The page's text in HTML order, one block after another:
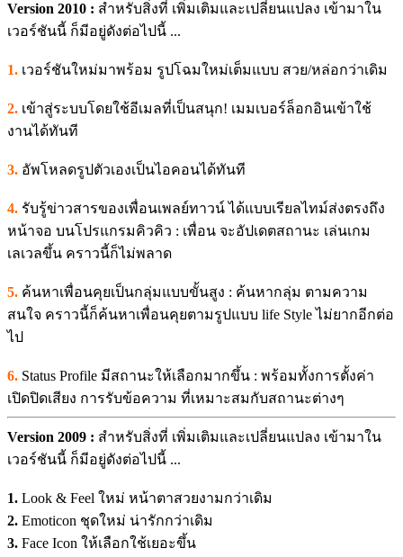
Version 2010 : สำหรับสิ่งที่ เพิ่มเติมและเปลี่ยนแปลง เข้ามาใน
เวอร์ชันนี้ ก็มีอยู่ดังต่อไปนี้ ...
1. เวอร์ชันใหม่มาพร้อม รูปโฉมใหม่เต็มแบบ สวย/หล่อกว่าเดิม
2. เข้าสู่ระบบโดยใช้อีเมลที่เป็นสนุก! เมมเบอร์ล็อกอินเข้าใช้
งานได้ทันที
3. อัพโหลดรูปตัวเองเป็นไอคอนได้ทันที
4. รับรู้ข่าวสารของเพื่อนเพลย์ทาวน์ ได้แบบเรียลไทม์ส่งตรงถึง
หน้าจอ บนโปรแกรมคิวคิว : เพื่อน จะอัปเดตสถานะ เล่นเกม
เลเวลขึ้น คราวนี้ก็ไม่พลาด
5. ค้นหาเพื่อนคุยเป็นกลุ่มแบบขั้นสูง : ค้นหากลุ่ม ตามความ
สนใจ คราวนี้ก็ค้นหาเพื่อนคุยตามรูปแบบ life Style ไม่ยากอีกต่อ
ไป
6. Status Profile มีสถานะให้เลือกมากขึ้น : พร้อมทั้งการตั้งค่า
เปิดปิดเสียง การรับข้อความ ที่เหมาะสมกับสถานะต่างๆ
Version 2009 : สำหรับสิ่งที่ เพิ่มเติมและเปลี่ยนแปลง เข้ามาใน
เวอร์ชันนี้ ก็มีอยู่ดังต่อไปนี้ ...
1. Look & Feel ใหม่ หน้าตาสวยงามกว่าเดิม
2. Emoticon ชุดใหม่ น่ารักกว่าเดิม
3. Face Icon ให้เลือกใช้เยอะขึ้น